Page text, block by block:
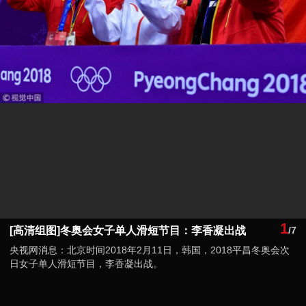
[高清组图]冬奥会女子单人滑短节目：李香凝出战 1/7
央视网消息：北京时间2018年2月11日，韩国，2018平昌冬奥会次
日女子单人滑短节目，李香凝出战。